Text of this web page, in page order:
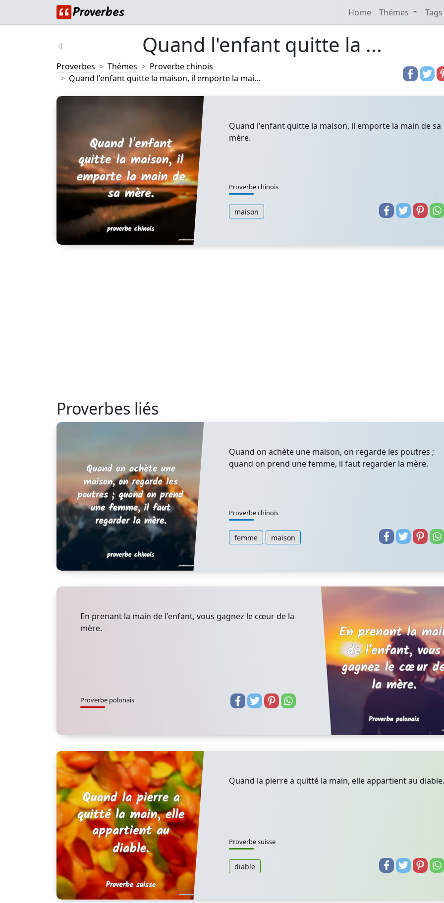
Home Thémes
Quand l'enfant quitte la ...
Proverbes Thémes
Proverbe chinois
Quand l'enfant quitte la maison, il emporte la mai...
Quand l'enfant quitte la maison, il emporte la main de sa
mère.
Proverbe chinois
maison
Proverbes liés
Quand on achète une maison, on regarde les poutres ;
quand on prend une femme, il faut regarder la mère.
Proverbe chinois
femme maison
En prenant la main de l'enfant, vous gagnez le cœur de la
mère.
Proverbe polonais
Quand la pierre a quitté la main, elle appartient au diable.
Proverbe suisse
diable